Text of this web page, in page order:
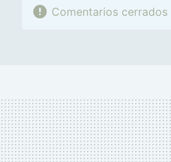
Comentarios cerrados